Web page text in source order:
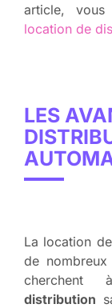
article, vous
location de
LES
La location
de
distribution